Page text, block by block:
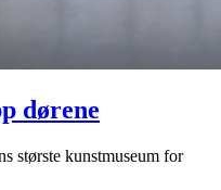
dørene
største kunstmuseum for